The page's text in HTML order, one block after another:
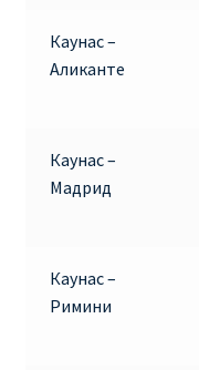
Каунас –
Аликанте
Каунас –
Мадрид
Каунас –
Римини